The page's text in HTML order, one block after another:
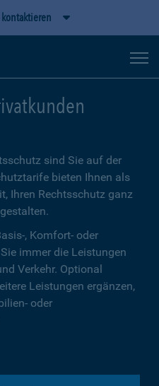
kontaktieren
sind Sie auf der
bieten Ihnen als
Ihren Rechtsschutz ganz
, Komfort- oder
immer die Leistungen
Verkehr. Optional
Leistungen ergänzen,
oder